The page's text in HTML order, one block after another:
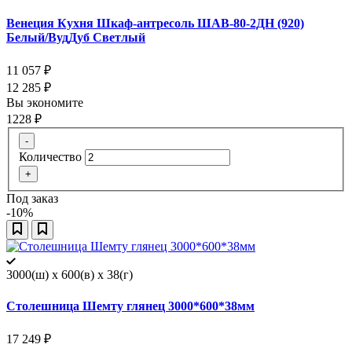
Венеция Кухня Шкаф-антресоль ШАВ-80-2ДН (920)
Белый/ВудДуб Светлый
11 057 ₽
12 285 ₽
Вы экономите
1228 ₽
-
Количество
+
Под заказ
-10%
3000(ш) x 600(в) x 38(г)
Столешница Шемту глянец 3000*600*38мм
17 249 ₽